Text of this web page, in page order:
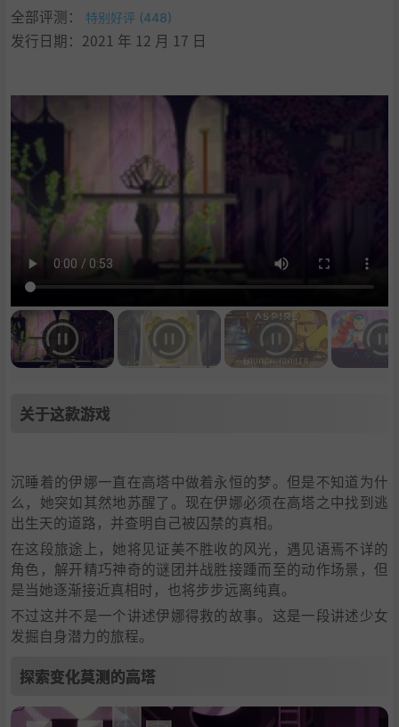
全部评测：
特别好评 (448)
发行日期：2021 年 12 月 17 日
关于这款游戏
沉睡着的伊娜一直在高塔中做着永恒的梦。但是不知道为什
么，她突如其然地苏醒了。现在伊娜必须在高塔之中找到逃
出生天的道路，并查明自己被囚禁的真相。
在这段旅途上，她将见证美不胜收的风光，遇见语焉不详的
角色，解开精巧神奇的谜团并战胜接踵而至的动作场景，但
是当她逐渐接近真相时，也将步步远离纯真。
不过这并不是一个讲述伊娜得救的故事。这是一段讲述少女
发掘自身潜力的旅程。
探索变化莫测的高塔